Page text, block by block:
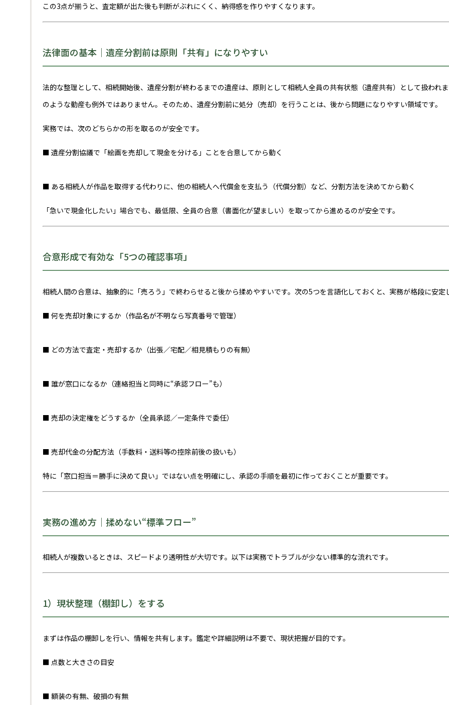
この3点が揃うと、査定額が出た後も判断がぶれにくく、納得感を作りやすくなります。
法律面の基本｜遺産分割前は原則「共有」になりやすい
法的な整理として、相続開始後、遺産分割が終わるまでの遺産は、原則として相続人全員の共有状態（遺産共有）として扱われ
のような動産も例外ではありません。そのため、遺産分割前に処分（売却）を行うことは、後から問題になりやすい領域です。
実務では、次のどちらかの形を取るのが安全です。
■ 遺産分割協議で「絵画を売却して現金を分ける」ことを合意してから動く
■ ある相続人が作品を取得する代わりに、他の相続人へ代償金を支払う（代償分割）など、分割方法を決めてから動く
「急いで現金化したい」場合でも、最低限、全員の合意（書面化が望ましい）を取ってから進めるのが安全です。
合意形成で有効な「5つの確認事項」
相続人間の合意は、抽象的に「売ろう」で終わらせると後から揉めやすいです。次の5つを言語化しておくと、実務が格段に安定
■ 何を売却対象にするか（作品名が不明なら写真番号で管理）
■ どの方法で査定・売却するか（出張／宅配／相見積もりの有無）
■ 誰が窓口になるか（連絡担当と同時に“承認フロー”も）
■ 売却の決定権をどうするか（全員承認／一定条件で委任）
■ 売却代金の分配方法（手数料・送料等の控除前後の扱いも）
特に「窓口担当＝勝手に決めて良い」ではない点を明確にし、承認の手順を最初に作っておくことが重要です。
実務の進め方｜揉めない“標準フロー”
相続人が複数いるときは、スピードより透明性が大切です。以下は実務でトラブルが少ない標準的な流れです。
1）現状整理（棚卸し）をする
まずは作品の棚卸しを行い、情報を共有します。鑑定や詳細説明は不要で、現状把握が目的です。
■ 点数と大きさの目安
■ 額装の有無、破損の有無